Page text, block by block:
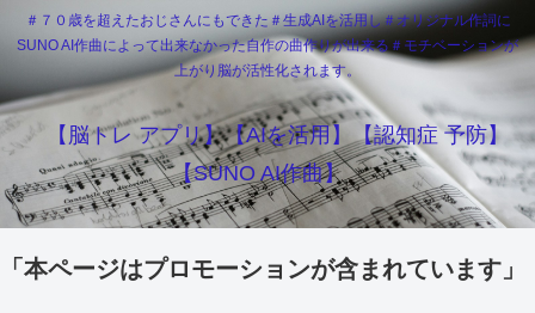
＃７０歳を超えたおじさんにもできた＃生成AIを活用し＃オリジナル作詞に
SUNO AI作曲によって出来なかった自作の曲作りが出来る＃モチベーションが
上がり脳が活性化されます。
【脳トレ アプリ】【AIを活用】【認知症 予防】
【SUNO AI作曲】
「本ページはプロモーションが含まれています」